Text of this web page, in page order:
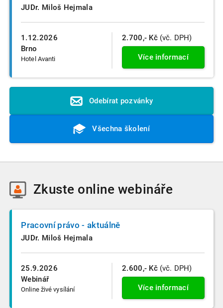
1.12.2026
Brno
Hotel Avanti
JUDr. Miloš Hejmala
2.700,- Kč (vč. DPH)
Více informací
Odebírat pozvánky
Všechna školení
Zkuste online webináře
25.9.2026
Webinář
Online živé vysílání
Pracovní právo - aktuálně
JUDr. Miloš Hejmala
2.600,- Kč (vč. DPH)
Více informací